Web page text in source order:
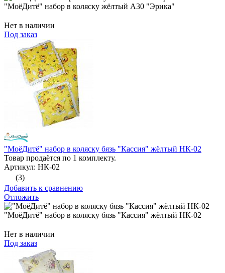
"МоёДитё" набор в коляску жёлтый А30 "Эрика"
Нет в наличии
Под заказ
"МоёДитё" набор в коляску бязь "Кассия" жёлтый НК-02
Товар продаётся по 1 комплекту.
Артикул: НК-02
(3)
Добавить к сравнению
Отложить
"МоёДитё" набор в коляску бязь "Кассия" жёлтый НК-02
Нет в наличии
Под заказ